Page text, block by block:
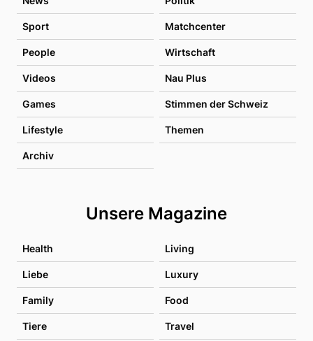
Sport Matchcenter
People Wirtschaft
Videos Nau Plus
Games Stimmen der Schweiz
Lifestyle Themen
Archiv
Unsere Magazine
Health Living
Liebe Luxury
Family Food
Tiere Travel